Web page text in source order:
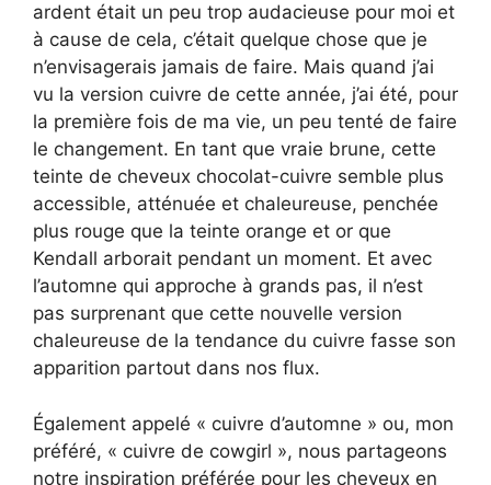
ardent était un peu trop audacieuse pour moi et
à cause de cela, c’était quelque chose que je
n’envisagerais jamais de faire. Mais quand j’ai
vu la version cuivre de cette année, j’ai été, pour
la première fois de ma vie, un peu tenté de faire
le changement. En tant que vraie brune, cette
teinte de cheveux chocolat-cuivre semble plus
accessible, atténuée et chaleureuse, penchée
plus rouge que la teinte orange et or que
Kendall arborait pendant un moment. Et avec
l’automne qui approche à grands pas, il n’est
pas surprenant que cette nouvelle version
chaleureuse de la tendance du cuivre fasse son
apparition partout dans nos flux.
Également appelé « cuivre d’automne » ou, mon
préféré, « cuivre de cowgirl », nous partageons
notre inspiration préférée pour les cheveux en